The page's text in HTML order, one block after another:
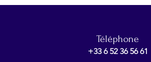
Téléphone
+33 6 52 36 56 61